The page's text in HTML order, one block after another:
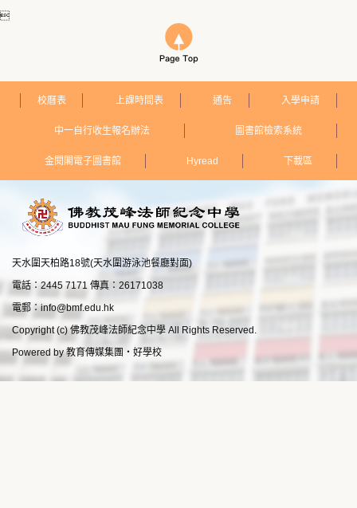

校曆表 上課時間表 通告 入學申請
中一自行收生報名辦法 圖書館檢索系統
金閱閣電子圖書館 Hyread 下載區
天水圍天柏路18號(天水圍游泳池餐廳對面)
電話：2445 7171 傳真：26171038
電郵：info@bmf.edu.hk
Copyright (c) 佛教茂峰法師紀念中學 All Rights Reserved.
Powered by教育傳媒集團 ‧ 好學校